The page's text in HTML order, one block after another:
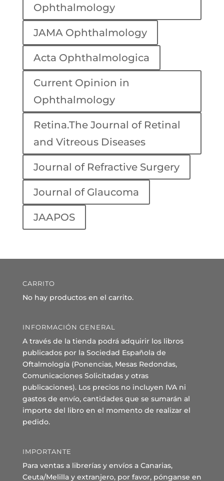
Ophthalmology
JAMA Ophthalmology
Acta Ophthalmologica
Current Opinion in
Ophthalmology
Retina.The Journal of Retinal
and Vitreous Diseases
Journal of Refractive Surgery
Journal of Glaucoma
JAAPOS
CARRITO
No hay productos en el carrito.
INFORMACIÓN GENERAL
A través de la tienda podrá adquirir los libros
publicados por la Sociedad Española de
Oftalmología (Ponencias, Mesas Redondas,
Comunicaciones Solicitadas y otras
publicaciones). Los precios no incluyen IVA ni
gastos de envío, cantidades que se sumarán al
importe del libro en el momento de realizar el
pedido.
IMPORTANTE
Para ventas a librerías y envíos a Canarias,
Ceuta/Melilla y extranjero, por favor, pónganse en